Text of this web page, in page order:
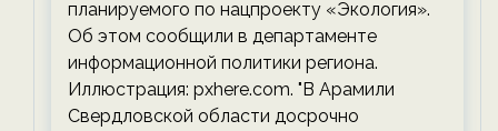
планируемого по нацпроекту «Экология».
Об этом сообщили в департаменте
информационной политики региона.
Иллюстрация: pxhere.com. "В Арамили
Свердловской области досрочно